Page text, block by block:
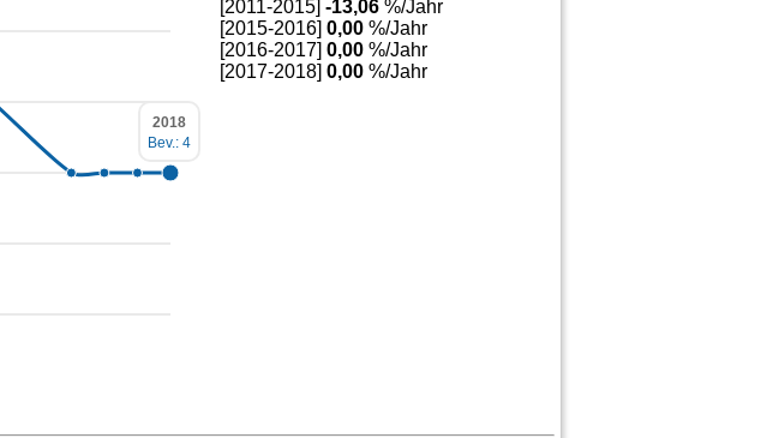
2018
Bev.: 4
[2011-2015]-13,06 %/Jahr
[2015-2016]0,00 %/Jahr
[2016-2017]0,00 %/Jahr
[2017-2018]0,00 %/Jahr